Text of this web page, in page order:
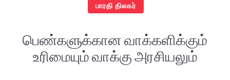
பாரதி திலகர்
பெண்களுக்கான வாக்களிக்கும்
உரிமையும் வாக்கு அரசியலும்